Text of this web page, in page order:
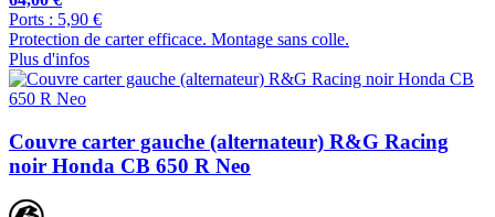
Ports : 5,90 €
Protection de carter efficace. Montage sans colle.
Plus d'infos
Couvre carter gauche (alternateur) R&G Racing
noir Honda CB 650 R Neo